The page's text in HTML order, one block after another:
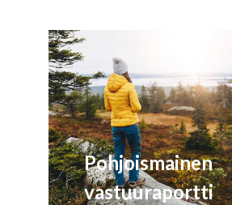
Pohjoismainen
vastuuraportti